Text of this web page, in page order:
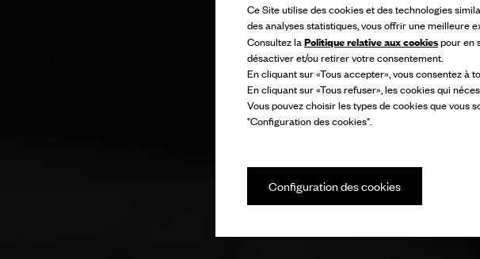
Ce Site utilise des cookies et des technologies
des analyses statistiques, vous offrir une meilleure
Consultez la Politique relative aux cookiespour en
désactiver et/ou retirer votre consentement.
En cliquant sur «Tous accepter», vous consentez à
En cliquant sur «Tous refuser», les cookies qui
Vous pouvez choisir les types de cookies que
"Configuration des cookies".
Configuration des cookies